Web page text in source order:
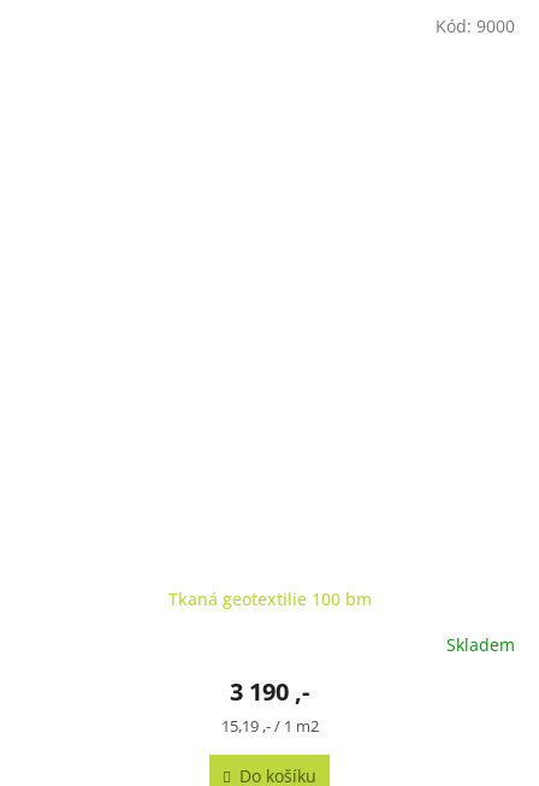
Tkaná geotextilie 100 bm
Skladem
3 190 ,-
Měrná
15,19 ,- / 1 m2
Do košíku
Kód: 9000